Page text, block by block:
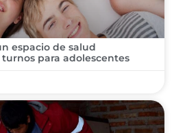
espacio de salud
para adolescentes